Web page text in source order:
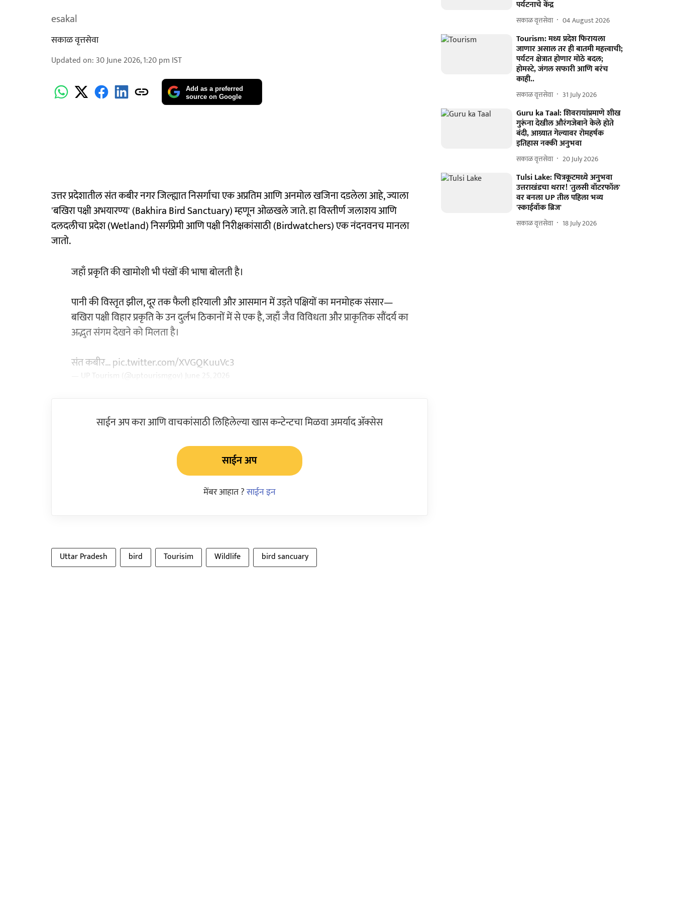
esakal
सकाळ वृत्तसेवा
Updated on: 30 June 2026, 1:20 pm IST
Add as a preferred
source on Google
उत्तर प्रदेशातील संत कबीर नगर जिल्ह्यात निसर्गाचा एक अप्रतिम आणि अनमोल खजिना दडलेला आहे, ज्याला
'बखिरा पक्षी अभयारण्य' (Bakhira Bird Sanctuary) म्हणून ओळखले जाते. हा विस्तीर्ण जलाशय आणि
दलदलीचा प्रदेश (Wetland) निसर्गप्रेमी आणि पक्षी निरीक्षकांसाठी (Birdwatchers) एक नंदनवनच मानला
जातो.
जहाँ प्रकृति की खामोशी भी पंखों की भाषा बोलती है।
पानी की विस्तृत झील, दूर तक फैली हरियाली और आसमान में उड़ते पक्षियों का मनमोहक संसार—
बखिरा पक्षी विहार प्रकृति के उन दुर्लभ ठिकानों में से एक है, जहाँ जैव विविधता और प्राकृतिक सौंदर्य का
अद्भुत संगम देखने को मिलता है।
संत कबीर…pic.twitter.com/XVGQKuuVc3
— UP Tourism (@uptourismgov) June 25, 2026
साईन अप करा आणि वाचकांसाठी लिहिलेल्या खास कन्टेन्टचा मिळवा अमर्याद ॲक्सेस
साईन अप
मेंबर आहात ?साईन इन
Uttar Pradesh bird Tourisim Wildlife bird sancuary
पर्यटनाचे केंद्र
सकाळ वृत्तसेवा 04 August 2026
Tourism: मध्य प्रदेश फिरायला
जाणार असाल तर ही बातमी महत्त्वाची;
पर्यटन क्षेत्रात होणार मोठे बदल;
होमस्टे, जंगल सफारी आणि बरंच
काही..
सकाळ वृत्तसेवा 31 July 2026
Guru ka Taal: शिवरायांप्रमाणे शीख
गुरूंना देखील औरंगजेबाने केले होते
बंदी, आग्र्यात गेल्यावर रोमहर्षक
इतिहास नक्की अनुभवा
सकाळ वृत्तसेवा 20 July 2026
Tulsi Lake: चित्रकूटमध्ये अनुभवा
उत्तराखंडचा थरार! 'तुलसी वॉटरफॉल'
वर बनला UP तील पहिला भव्य
'स्काईवॉक ब्रिज'
सकाळ वृत्तसेवा 18 July 2026